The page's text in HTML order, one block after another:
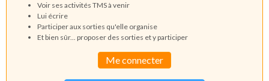
Voir ses activités TMS à venir
Lui écrire
Participer aux sorties qu'elle organise
Et bien sûr... proposer des sorties et y participer
Me connecter